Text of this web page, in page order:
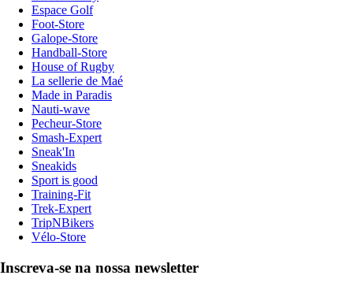
Espace Golf
Foot-Store
Galope-Store
Handball-Store
House of Rugby
La sellerie de Maé
Made in Paradis
Nauti-wave
Pecheur-Store
Smash-Expert
Sneak'In
Sneakids
Sport is good
Training-Fit
Trek-Expert
TripNBikers
Vélo-Store
Inscreva-se na nossa newsletter